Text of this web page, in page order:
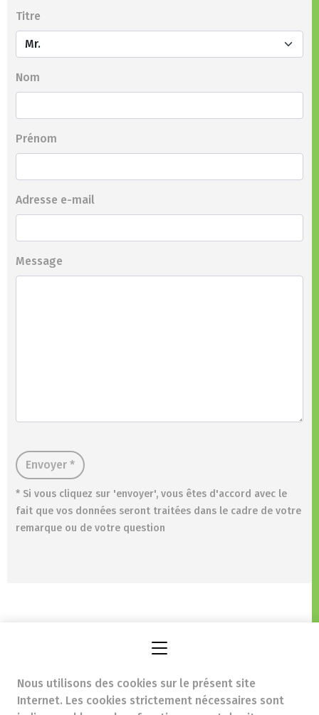
Titre
Nom
Prénom
Adresse e-mail
Message
Envoyer *
* Si vous cliquez sur 'envoyer', vous êtes d'accord avec le
fait que vos données seront traitées dans le cadre de votre
remarque ou de votre question
Pharmacie Mousset
1200 Woluwe-Saint-Lambert
Nous utilisons des cookies sur le présent site
Internet. Les cookies strictement nécessaires sont